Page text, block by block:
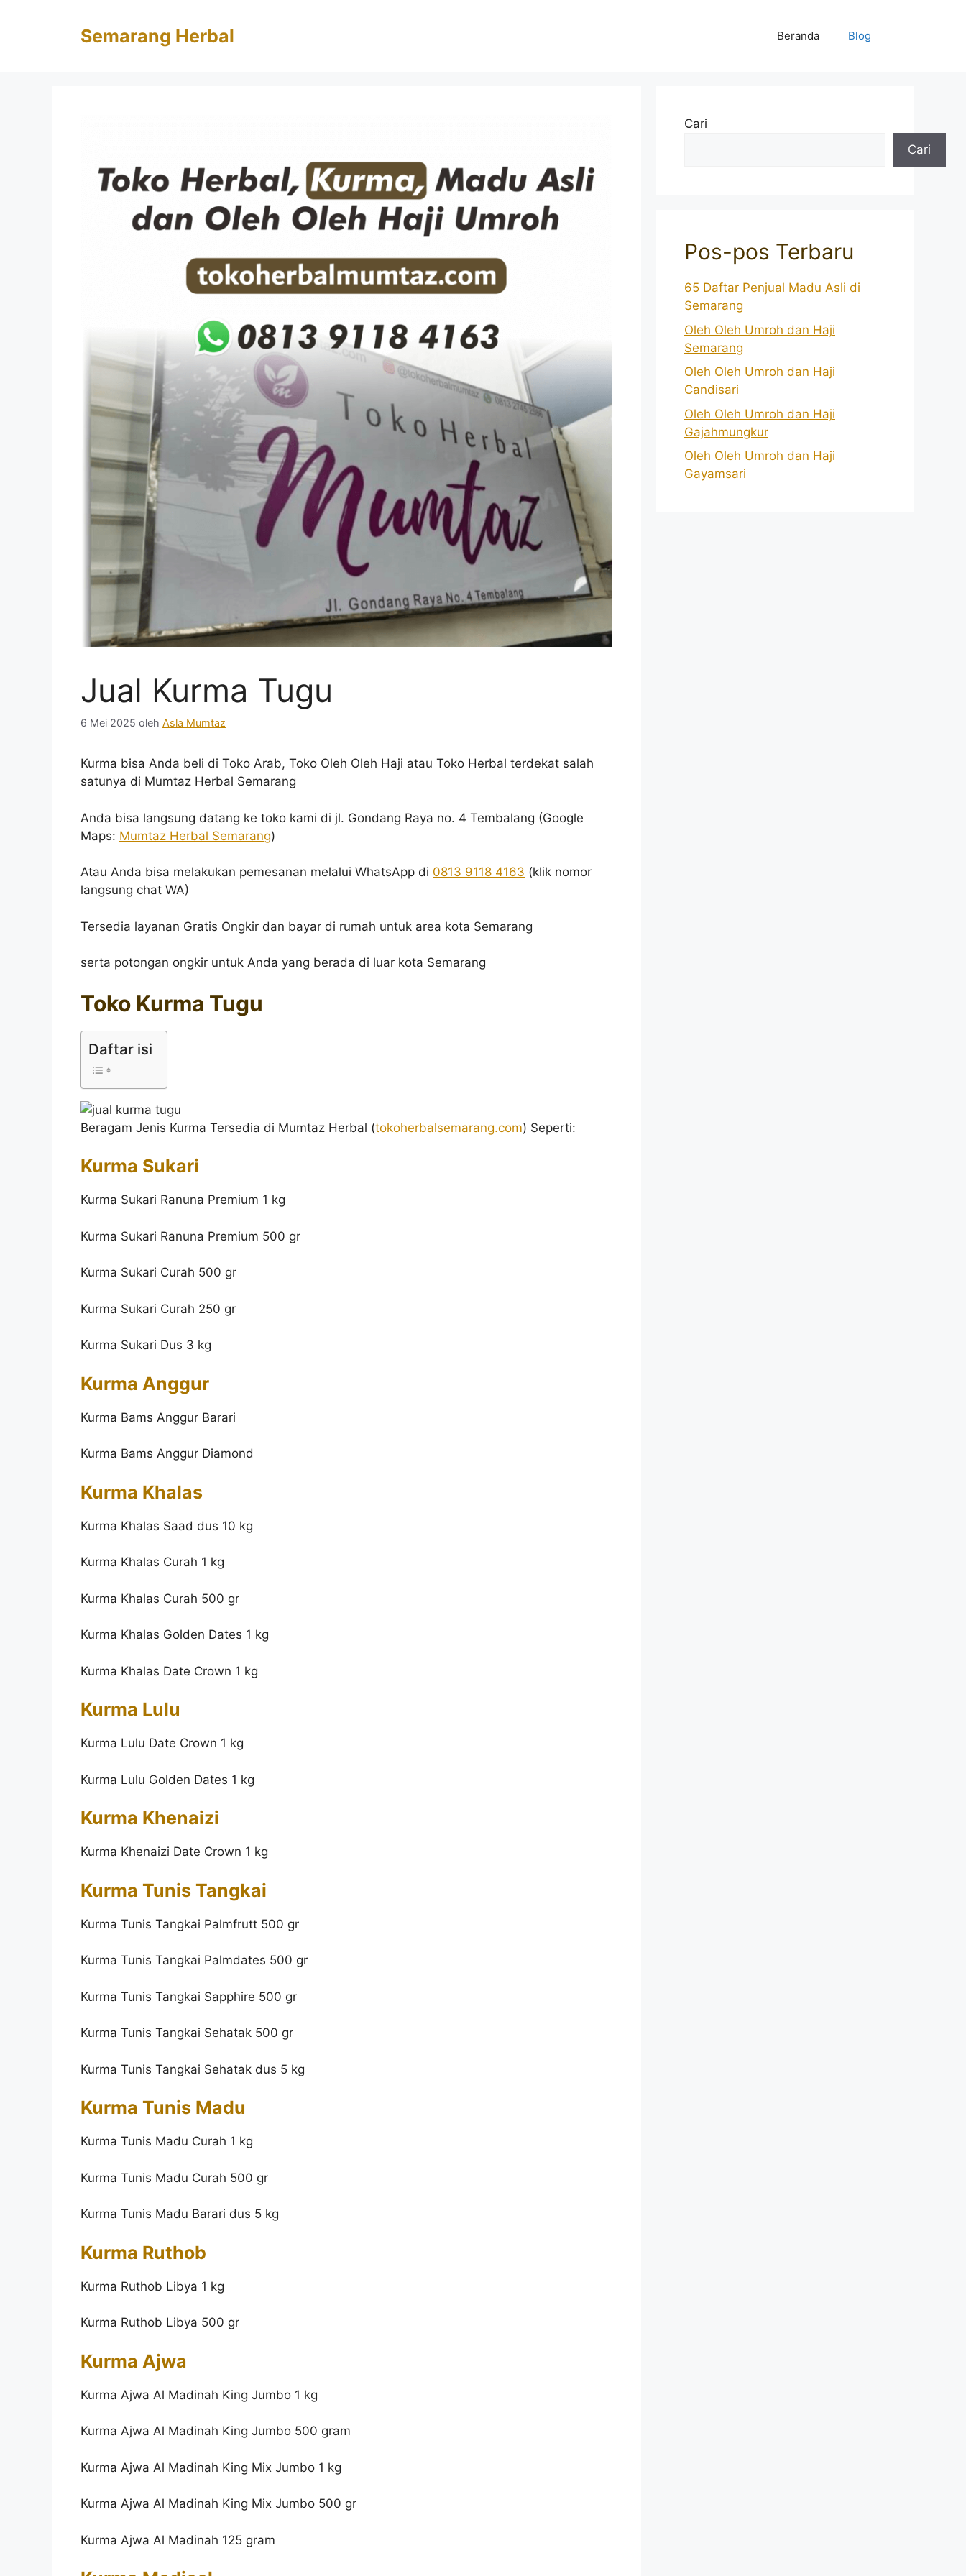
Semarang Herbal Beranda Blog
Jual Kurma Tugu
6 Mei 2025 oleh Asla Mumtaz
Kurma bisa Anda beli di Toko Arab, Toko Oleh Oleh Haji atau Toko Herbal terdekat salah
satunya di Mumtaz Herbal Semarang
Anda bisa langsung datang ke toko kami di jl. Gondang Raya no. 4 Tembalang (Google
Maps: Mumtaz Herbal Semarang)
Atau Anda bisa melakukan pemesanan melalui WhatsApp di 0813 9118 4163 (klik nomor
langsung chat WA)
Tersedia layanan Gratis Ongkir dan bayar di rumah untuk area kota Semarang
serta potongan ongkir untuk Anda yang berada di luar kota Semarang
Toko Kurma Tugu
Daftar isi
Beragam Jenis Kurma Tersedia di Mumtaz Herbal (tokoherbalsemarang.com) Seperti:
Kurma Sukari
Kurma Sukari Ranuna Premium 1 kg
Kurma Sukari Ranuna Premium 500 gr
Kurma Sukari Curah 500 gr
Kurma Sukari Curah 250 gr
Kurma Sukari Dus 3 kg
Kurma Anggur
Kurma Bams Anggur Barari
Kurma Bams Anggur Diamond
Kurma Khalas
Kurma Khalas Saad dus 10 kg
Kurma Khalas Curah 1 kg
Kurma Khalas Curah 500 gr
Kurma Khalas Golden Dates 1 kg
Kurma Khalas Date Crown 1 kg
Kurma Lulu
Kurma Lulu Date Crown 1 kg
Kurma Lulu Golden Dates 1 kg
Kurma Khenaizi
Kurma Khenaizi Date Crown 1 kg
Kurma Tunis Tangkai
Kurma Tunis Tangkai Palmfrutt 500 gr
Kurma Tunis Tangkai Palmdates 500 gr
Kurma Tunis Tangkai Sapphire 500 gr
Kurma Tunis Tangkai Sehatak 500 gr
Kurma Tunis Tangkai Sehatak dus 5 kg
Kurma Tunis Madu
Kurma Tunis Madu Curah 1 kg
Kurma Tunis Madu Curah 500 gr
Kurma Tunis Madu Barari dus 5 kg
Kurma Ruthob
Kurma Ruthob Libya 1 kg
Kurma Ruthob Libya 500 gr
Kurma Ajwa
Kurma Ajwa Al Madinah King Jumbo 1 kg
Kurma Ajwa Al Madinah King Jumbo 500 gram
Kurma Ajwa Al Madinah King Mix Jumbo 1 kg
Kurma Ajwa Al Madinah King Mix Jumbo 500 gr
Kurma Ajwa Al Madinah 125 gram
Cari
Cari
Pos-pos Terbaru
65 Daftar Penjual Madu Asli di
Semarang
Oleh Oleh Umroh dan Haji
Semarang
Oleh Oleh Umroh dan Haji
Candisari
Oleh Oleh Umroh dan Haji
Gajahmungkur
Oleh Oleh Umroh dan Haji
Gayamsari